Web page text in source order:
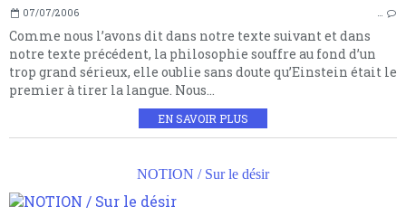
07/07/2006 …
Comme nous l’avons dit dans notre texte suivant et dans
notre texte précédent, la philosophie souffre au fond d’un
trop grand sérieux, elle oublie sans doute qu’Einstein était le
premier à tirer la langue. Nous...
EN SAVOIR PLUS
NOTION / Sur le désir